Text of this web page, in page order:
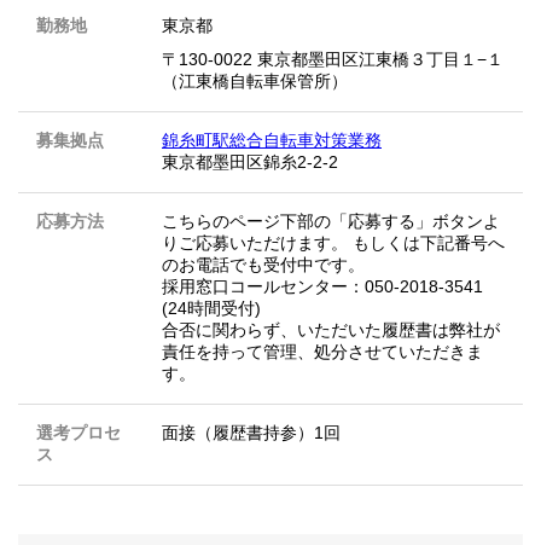
勤務地
東京都
〒130-0022 東京都墨田区江東橋３丁目１−１
（江東橋自転車保管所）
募集拠点
錦糸町駅総合自転車対策業務
東京都墨田区錦糸2-2-2
応募方法
こちらのページ下部の「応募する」ボタンよ
りご応募いただけます。 もしくは下記番号へ
のお電話でも受付中です。
採用窓口コールセンター：050-2018-3541
(24時間受付)
合否に関わらず、いただいた履歴書は弊社が
責任を持って管理、処分させていただきま
す。
選考プロセ
ス
面接（履歴書持参）1回